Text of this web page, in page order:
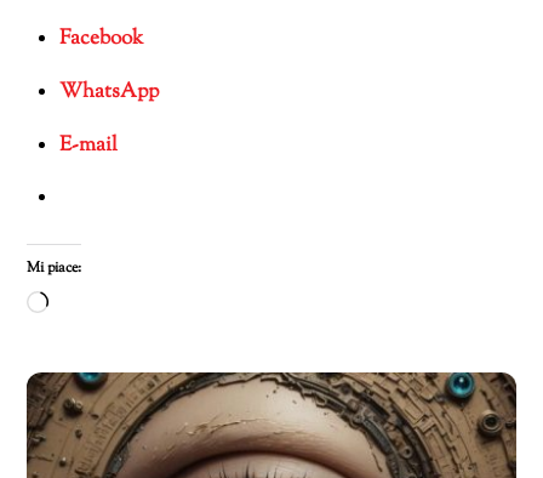
Facebook
WhatsApp
E-mail
Mi piace:
Caricamento
corso…